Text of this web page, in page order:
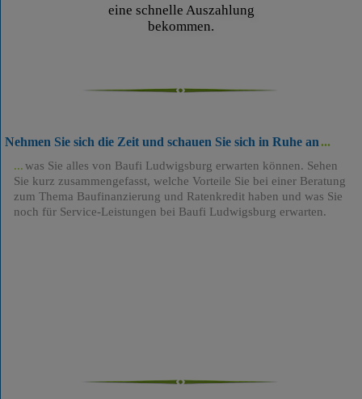
eine schnelle Auszahlung
bekommen.
Nehmen Sie sich die Zeit und schauen Sie sich in Ruhe an
was Sie alles von Baufi Ludwigsburg erwarten können. Sehen
Sie kurz zusammengefasst, welche Vorteile Sie bei einer Beratung
zum Thema Baufinanzierung und Ratenkredit haben und was Sie
noch für Service-Leistungen bei Baufi Ludwigsburg erwarten.